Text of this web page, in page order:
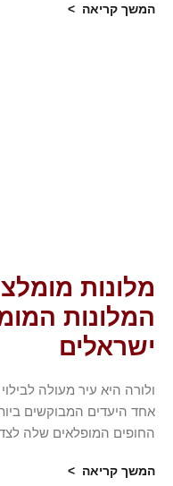
המשך קריאה >
מלונות
המלונות
ישראלים
ולורה היא עיר מעולה
אחד היעדים המבוקשים
החופים המופלאים שלה
המשך קריאה >